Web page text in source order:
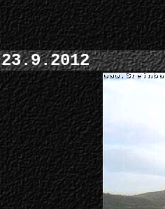
23.9.2012